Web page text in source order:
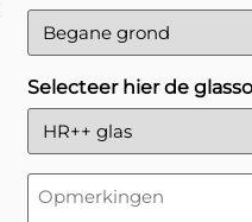
Selecteer hier de
Geen
titel